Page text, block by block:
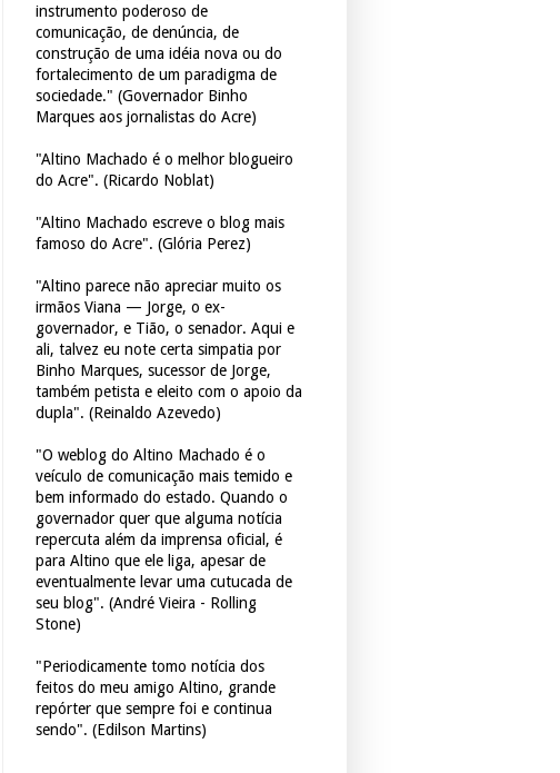
instrumento poderoso de
comunicação, de denúncia, de
construção de uma idéia nova ou do
fortalecimento de um paradigma de
sociedade." (Governador Binho
Marques aos jornalistas do Acre)
"Altino Machado é o melhor blogueiro
do Acre". (Ricardo Noblat)
"Altino Machado escreve o blog mais
famoso do Acre". (Glória Perez)
"Altino parece não apreciar muito os
irmãos Viana — Jorge, o ex-
governador, e Tião, o senador. Aqui e
ali, talvez eu note certa simpatia por
Binho Marques, sucessor de Jorge,
também petista e eleito com o apoio da
dupla". (Reinaldo Azevedo)
"O weblog do Altino Machado é o
veículo de comunicação mais temido e
bem informado do estado. Quando o
governador quer que alguma notícia
repercuta além da imprensa oficial, é
para Altino que ele liga, apesar de
eventualmente levar uma cutucada de
seu blog". (André Vieira - Rolling
Stone)
"Periodicamente tomo notícia dos
feitos do meu amigo Altino, grande
repórter que sempre foi e continua
sendo". (Edilson Martins)